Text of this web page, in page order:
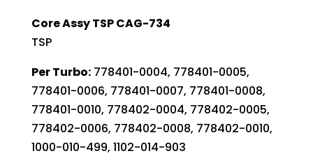
Core Assy TSP CAG-734
TSP
Per Turbo:778401-0004, 778401-0005,
778401-0006, 778401-0007, 778401-0008,
778401-0010, 778402-0004, 778402-0005,
778402-0006, 778402-0008, 778402-0010,
1000-010-499, 1102-014-903